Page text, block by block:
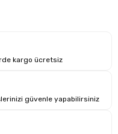
kargo ücretsiz
güvenle yapabilirsiniz